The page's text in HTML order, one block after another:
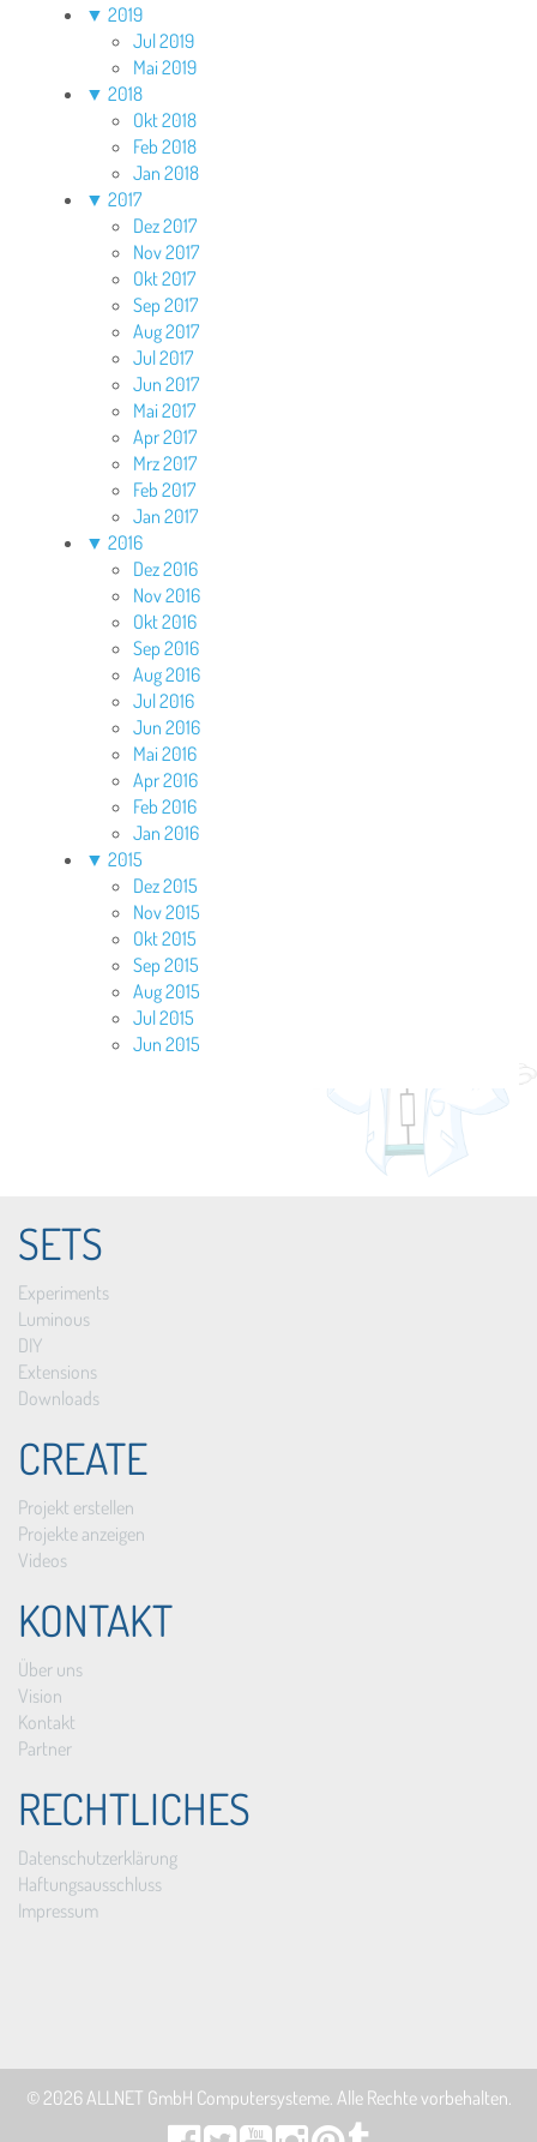
▼ 2019
Jul 2019
Mai 2019
▼ 2018
Okt 2018
Feb 2018
Jan 2018
▼ 2017
Dez 2017
Nov 2017
Okt 2017
Sep 2017
Aug 2017
Jul 2017
Jun 2017
Mai 2017
Apr 2017
Mrz 2017
Feb 2017
Jan 2017
▼ 2016
Dez 2016
Nov 2016
Okt 2016
Sep 2016
Aug 2016
Jul 2016
Jun 2016
Mai 2016
Apr 2016
Feb 2016
Jan 2016
▼ 2015
Dez 2015
Nov 2015
Okt 2015
Sep 2015
Aug 2015
Jul 2015
Jun 2015
SETS
Experiments
Luminous
DIY
Extensions
Downloads
CREATE
Projekt erstellen
Projekte anzeigen
Videos
KONTAKT
Über uns
Vision
Kontakt
Partner
RECHTLICHES
Datenschutzerklärung
Haftungsausschluss
Impressum
© 2026ALLNET GmbH Computersysteme. Alle Rechte vorbehalten.